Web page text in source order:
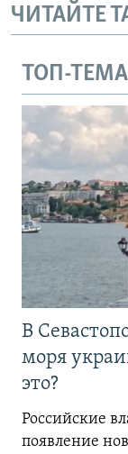
ЧИТАЙТЕ
ТОП-ТЕМА
В
моря
это?
Российские
появление